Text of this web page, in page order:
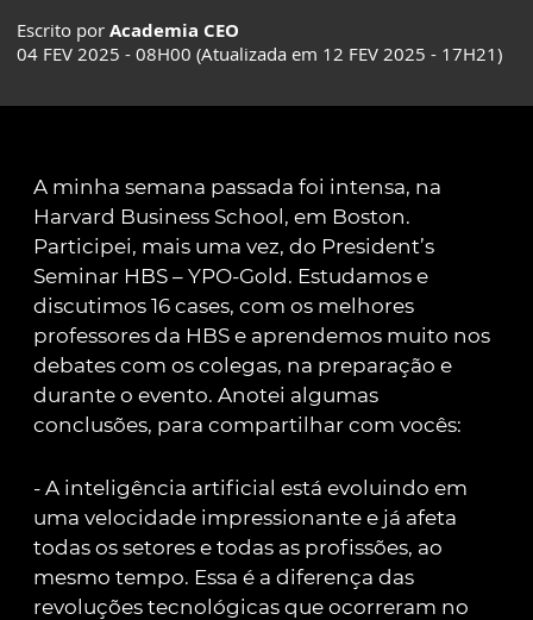
Escrito por Academia CEO
04 FEV 2025 - 08H00 (Atualizada em 12 FEV 2025 - 17H21)
A minha semana passada foi intensa, na
Harvard Business School, em Boston.
Participei, mais uma vez, do President’s
Seminar HBS – YPO-Gold. Estudamos e
discutimos 16 cases, com os melhores
professores da HBS e aprendemos muito nos
debates com os colegas, na preparação e
durante o evento. Anotei algumas
conclusões, para compartilhar com vocês:
- A inteligência artificial está evoluindo em
uma velocidade impressionante e já afeta
todas os setores e todas as profissões, ao
mesmo tempo. Essa é a diferença das
revoluções tecnológicas que ocorreram no